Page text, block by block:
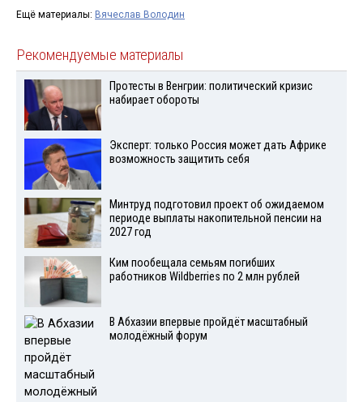
Ещё материалы: Вячеслав Володин
Рекомендуемые материалы
Протесты в Венгрии: политический кризис
набирает обороты
Эксперт: только Россия может дать Африке
возможность защитить себя
Минтруд подготовил проект об ожидаемом
периоде выплаты накопительной пенсии на
2027 год
Ким пообещала семьям погибших
работников Wildberries по 2 млн рублей
В Абхазии впервые пройдёт масштабный
молодёжный форум